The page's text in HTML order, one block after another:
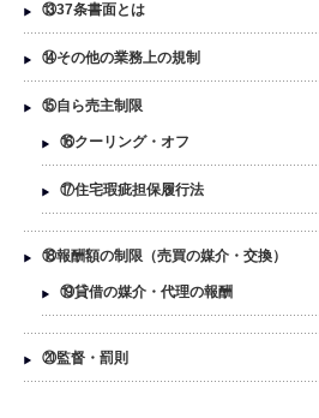
⑬37条書面とは
⑭その他の業務上の規制
⑮自ら売主制限
⑯クーリング・オフ
⑰住宅瑕疵担保履行法
⑱報酬額の制限（売買の媒介・交換）
⑲貸借の媒介・代理の報酬
⑳監督・罰則